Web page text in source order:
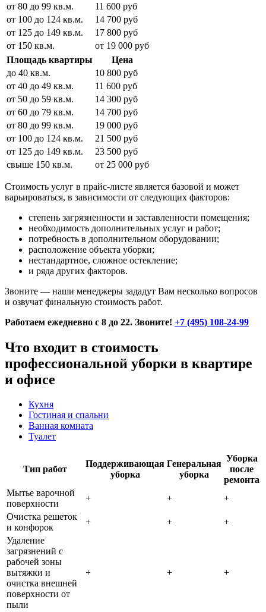
от 80 до 99 кв.м.
11 600 руб
от 100 до 124 кв.м.
14 700 руб
от 125 до 149 кв.м.
17 800 руб
от 150 кв.м.
от 19 000 руб
Площадь квартиры
Цена
до 40 кв.м.
10 800 руб
от 40 до 49 кв.м.
11 600 руб
от 50 до 59 кв.м.
14 300 руб
от 60 до 79 кв.м.
14 700 руб
от 80 до 99 кв.м.
19 000 руб
от 100 до 124 кв.м.
21 500 руб
от 125 до 149 кв.м.
23 500 руб
свыше 150 кв.м.
от 25 000 руб
Стоимость услуг в прайс-листе является базовой и может
варьироваться, в зависимости от следующих факторов:
степень загрязненности и заставленности помещения;
необходимость дополнительных услуг и работ;
потребность в дополнительном оборудовании;
расположение объекта уборки;
нестандартное, сложное остекление;
и ряда других факторов.
Звоните — наши менеджеры зададут Вам несколько вопросов
и озвучат финальную стоимость работ.
Работаем ежедневно с 8 до 22. Звоните! +7 (495) 108-24-99
Что входит в стоимость
профессиональной уборки в квартире
и офисе
Кухня
Гостиная и спальни
Ванная комната
Туалет
Тип работ
Поддерживающая
уборка
Генеральная
уборка
Уборка
после
ремонта
Мытье варочной
поверхности
+ +
+
Очистка решеток
и конфорок
+ +
+
Удаление
загрязнений с
рабочей зоны
вытяжки и
очистка внешней
поверхности от
пыли
+ + +